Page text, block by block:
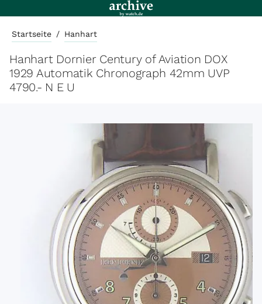
Startseite / Hanhart
Hanhart Dornier Century of Aviation DOX
1929 Automatik Chronograph 42mm UVP
4790.- N E U